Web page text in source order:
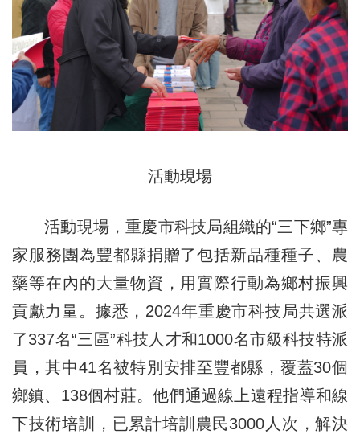
活動現場
活動現場，重慶市科技局組織的“三下鄉”專
家服務團為豐都縣捐贈了包括新品種種子、農
藥等在內的大量物資，用實際行動為鄉村振興
貢獻力量。據悉，2024年重慶市科技局共選派
了337名“三區”科技人才和1000名市級科技特派
員，其中41名被特別安排至豐都縣，覆蓋30個
鄉鎮、138個村莊。他們通過線上遠程指導和線
下技術培訓，已累計培訓農民3000人次，解決